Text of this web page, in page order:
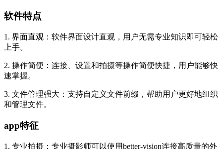
软件特点
1. 界面直观：软件界面设计直观，用户无需专业知识即可轻松
上手。
2. 操作简便：连接、设置和拍摄等操作简便快捷，用户能够快
速掌握。
3. 文件管理强大：支持自定义文件前缀，帮助用户更好地组织
和管理文件。
app特征
1. 专业拍摄：专业摄影师可以使用better-vision连接高质量的外